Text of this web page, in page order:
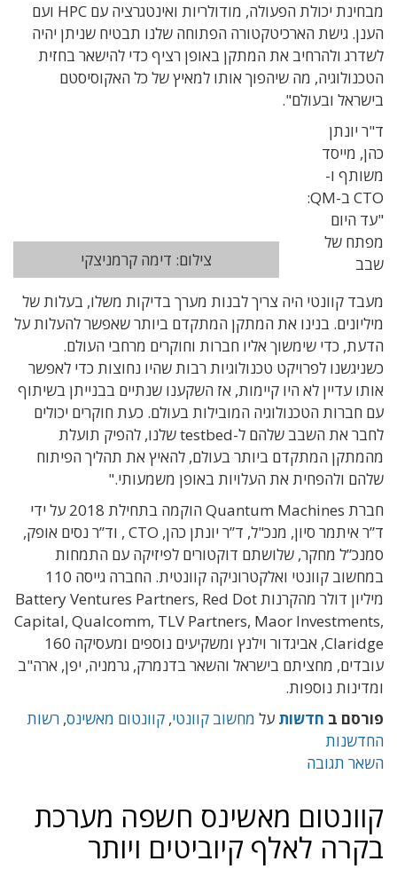
מבחינת יכולת הפעולה, מודולריות ואינטגרציה עם HPC ועם
הענן. גישת הארכיטקטורה הפתוחה שלנו תבטיח שניתן יהיה
לשדרג ולהרחיב את המתקן באופן רציף כדי להישאר בחזית
הטכנולוגיה, מה שיהפוך אותו למאיץ של כל האקוסיסטם
בישראל ובעולם".
צילום: דימה קרמניצקי
ד"ר יונתן
כהן, מייסד
משותף ו-
CTO ב-QM:
"עד היום
מפתח של
שבב
מעבד קוונטי היה צריך לבנות מערך בדיקות משלו, בעלות של
מיליונים. בנינו את המתקן המתקדם ביותר שאפשר להעלות על
הדעת, כדי שימשוך אליו חברות וחוקרים מרחבי העולם.
כשניגשנו לפרויקט טכנולוגיות רבות שהיו נחוצות כדי לאפשר
אותו עדיין לא היו קיימות, אז השקענו שנתיים בבנייתן בשיתוף
עם חברות הטכנולוגיה המובילות בעולם. כעת חוקרים יכולים
לחבר את השבב שלהם ל-testbed שלנו, להפיק תועלת
מהמתקן המתקדם ביותר בעולם, להאיץ את תהליך הפיתוח
שלהם ולהפחית את העלויות באופן משמעותי."
חברת Quantum Machines הוקמה בתחילת 2018 על ידי
ד”ר איתמר סיון, מנכ"ל, ד”ר יונתן כהן, CTO , וד”ר נסים אופק,
סמנכ”ל מחקר, שלושתם דוקטורים לפיזיקה עם התמחות
במחשוב קוונטי ואלקטרוניקה קוונטית. החברה גייסה 110
מיליון דולר מהקרנות Battery Ventures Partners, Red Dot
Capital, Qualcomm, TLV Partners, Maor Investments,
Claridge, אביגדור וילנץ ומשקיעים נוספים ומעסיקה 160
עובדים, מחציתם בישראל והשאר בדנמרק, גרמניה, יפן, ארה"ב
ומדינות נוספות.
פורסם ב חדשות על מחשוב קוונטי, קוונטום מאשינס, רשות
החדשנות
השאר תגובה
קוונטום מאשינס חשפה מערכת
בקרה לאלף קיוביטים ויותר